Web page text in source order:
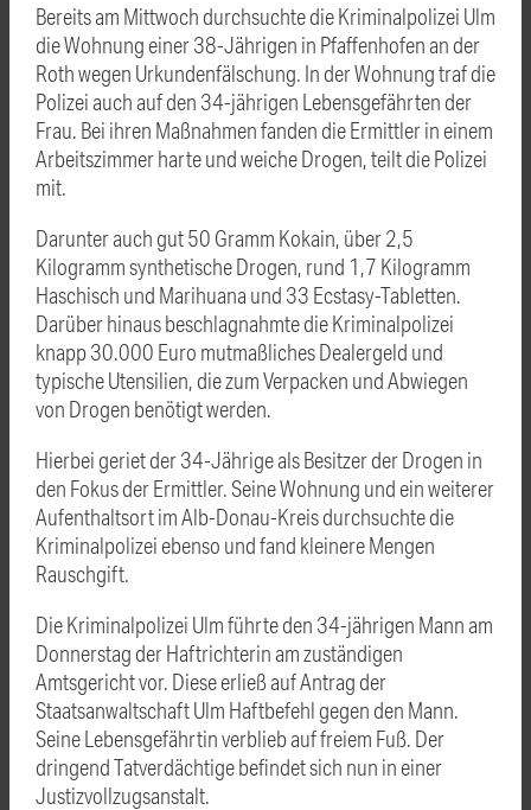
Bereits am Mittwoch durchsuchte die Kriminalpolizei Ulm
die Wohnung einer 38-Jährigen in Pfaffenhofen an der
Roth wegen Urkundenfälschung. In der Wohnung traf die
Polizei auch auf den 34-jährigen Lebensgefährten der
Frau. Bei ihren Maßnahmen fanden die Ermittler in einem
Arbeitszimmer harte und weiche Drogen, teilt die Polizei
mit.
Darunter auch gut 50 Gramm Kokain, über 2,5
Kilogramm synthetische Drogen, rund 1,7 Kilogramm
Haschisch und Marihuana und 33 Ecstasy-Tabletten.
Darüber hinaus beschlagnahmte die Kriminalpolizei
knapp 30.000 Euro mutmaßliches Dealergeld und
typische Utensilien, die zum Verpacken und Abwiegen
von Drogen benötigt werden.
Hierbei geriet der 34-Jährige als Besitzer der Drogen in
den Fokus der Ermittler. Seine Wohnung und ein weiterer
Aufenthaltsort im Alb-Donau-Kreis durchsuchte die
Kriminalpolizei ebenso und fand kleinere Mengen
Rauschgift.
Die Kriminalpolizei Ulm führte den 34-jährigen Mann am
Donnerstag der Haftrichterin am zuständigen
Amtsgericht vor. Diese erließ auf Antrag der
Staatsanwaltschaft Ulm Haftbefehl gegen den Mann.
Seine Lebensgefährtin verblieb auf freiem Fuß. Der
dringend Tatverdächtige befindet sich nun in einer
Justizvollzugsanstalt.